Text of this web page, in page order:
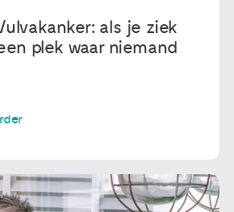
als je ziek
plek waar niemand